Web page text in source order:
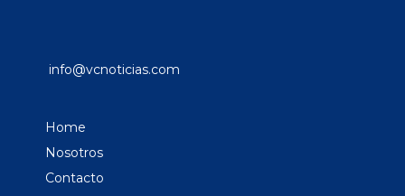
info@vcnoticias.com
Home
Nosotros
Contacto